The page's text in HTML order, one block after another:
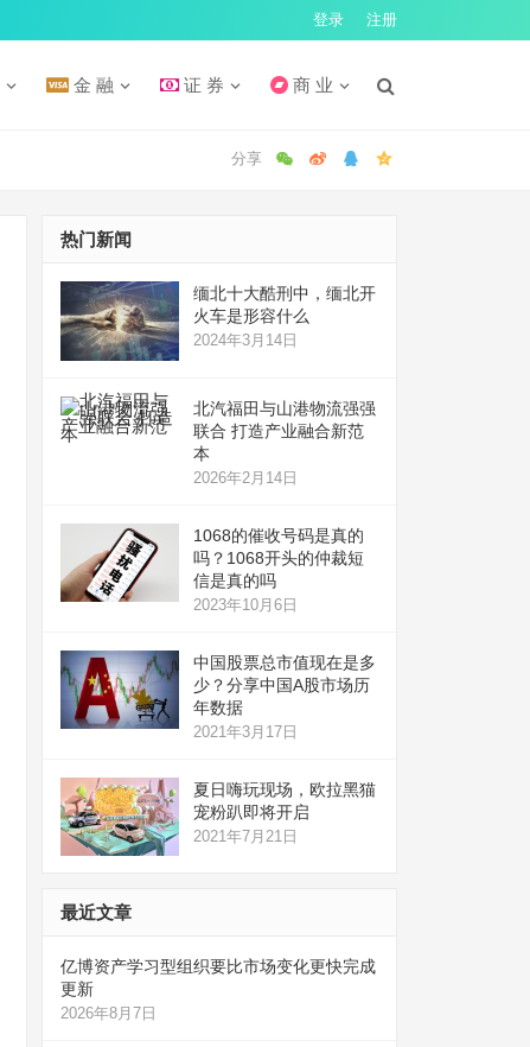
登录 注册
金 融 证 券 商 业
热门新闻
缅北十大酷刑中，缅北开
火车是形容什么
2024年3月14日
北汽福田与山港物流强强
联合 打造产业融合新范
本
2026年2月14日
1068的催收号码是真的
吗？1068开头的仲裁短
信是真的吗
2023年10月6日
中国股票总市值现在是多
少？分享中国A股市场历
年数据
2021年3月17日
夏日嗨玩现场，欧拉黑猫
宠粉趴即将开启
2021年7月21日
最近文章
亿博资产学习型组织要比市场变化更快完成
更新
2026年8月7日